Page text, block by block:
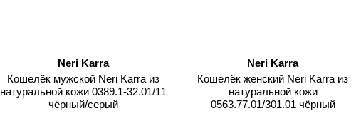
Neri Karra
Кошелёк мужской Neri Karra из
натуральной кожи 0389.1-32.01/11
чёрный/серый
Neri Karra
Кошелёк женский Neri Karra из
натуральной кожи
0563.77.01/301.01 чёрный